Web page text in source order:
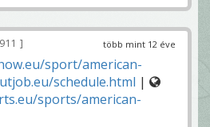
több mint 12 éve
sport/american-
schedule.html |
sports/american-